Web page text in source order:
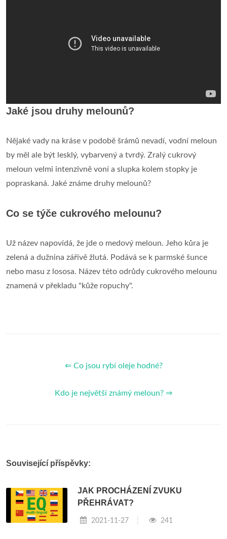
Jaké jsou druhy melounů?
Nějaké vady na kráse v podobě šrámů nevadí, vodní meloun
by měl ale být lesklý, vybarvený a tvrdý. Zralý cukrový
meloun velmi intenzivně voní a slupka kolem stopky je
popraskaná. Jaké známe druhy melounů?
Co se týče cukrového melounu?
Už název napovídá, že jde o medový meloun. Jeho kůra je
zelená a dužnina zářivě žlutá. Podává se k parmské šunce
nebo masu z lososa. Název této odrůdy cukrového melounu
znamená v překladu "kůže ropuchy".
⇐ Co jsou rybí oleje hodné?
Kdo je největší známý meloun? ⇒
Související příspěvky:
JAK PROCHÁZENÍ ZVUKU
PŘEHRÁVAT?
2021-11-27 241